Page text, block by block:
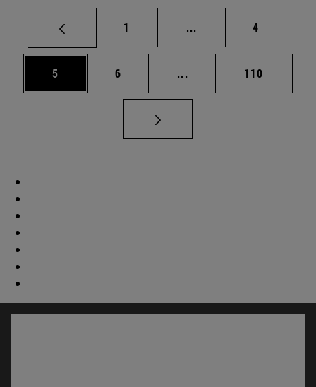
Página
1 ... Páginas intermedias
Página
4
Página
5 Página
6 ... Páginas intermedias
Página
110